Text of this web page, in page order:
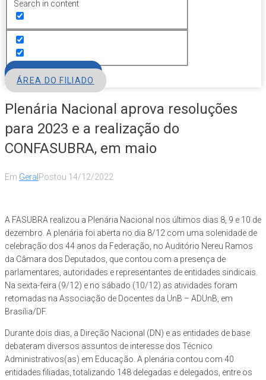
Search in content
ÁREA DO FILIADO
Plenária Nacional aprova resoluções
para 2023 e a realização do
CONFASUBRA, em maio
Em Geral Postou 14/12/2022
A FASUBRA realizou a Plenária Nacional nos últimos dias 8, 9 e 10 de
dezembro. A plenária foi aberta no dia 8/12 com uma solenidade de
celebração dos 44 anos da Federação, no Auditório Nereu Ramos
da Câmara dos Deputados, que contou com a presença de
parlamentares, autoridades e representantes de entidades sindicais.
Na sexta-feira (9/12) e no sábado (10/12) as atividades foram
retomadas na Associação de Docentes da UnB – ADUnB, em
Brasília/DF.
Durante dois dias, a Direção Nacional (DN) e as entidades de base
debateram diversos assuntos de interesse dos Técnico
Administrativos(as) em Educação. A plenária contou com 40
entidades filiadas, totalizando 148 delegadas e delegados, entre os